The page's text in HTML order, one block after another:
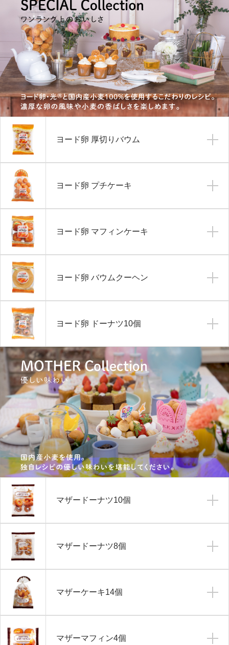
ヨード卵 厚切りバウム
ヨード卵 プチケーキ
ヨード卵 マフィンケーキ
ヨード卵 バウムクーヘン
ヨード卵 ドーナツ10個
マザードーナツ10個
マザードーナツ8個
マザーケーキ14個
マザーマフィン4個